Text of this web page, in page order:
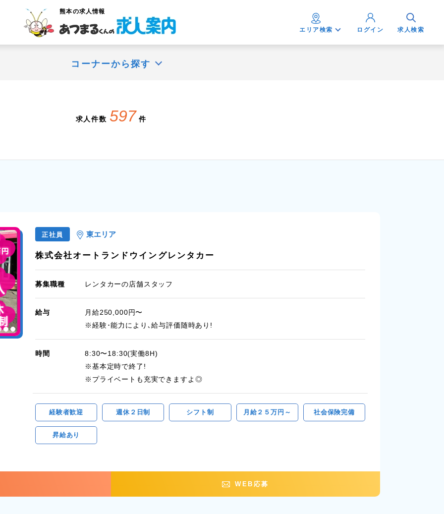
熊本の求人情報
エリア検索 ログイン 求人検索
コーナーから探す
求人件数 597 件
正社員 東エリア
株式会社オートランドウイングレンタカー
募集職種 レンタカーの店舗スタッフ
給与
月給250,000円〜
※経験･能力により､給与評価随時あり!
時間
8:30〜18:30(実働8H)
※基本定時で終了!
※プライベートも充実できますよ◎
経験者歓迎 週休２日制 シフト制 月給２５万円～ 社会保険完備
昇給あり
WEB応募